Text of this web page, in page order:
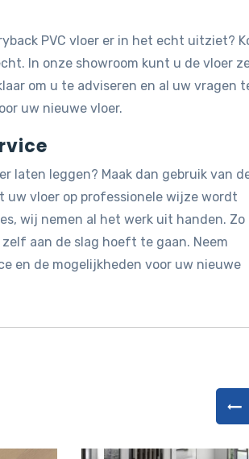
PVC vloer er in het echt uitziet?
In onze showroom kunt u de vloer
om u te adviseren en al uw vragen
uw nieuwe vloer.
laten leggen? Maak dan gebruik van
uw vloer op professionele wijze wordt
wij nemen al het werk uit handen. Zo
aan de slag hoeft te gaan. Neem
en de mogelijkheden voor uw nieuwe